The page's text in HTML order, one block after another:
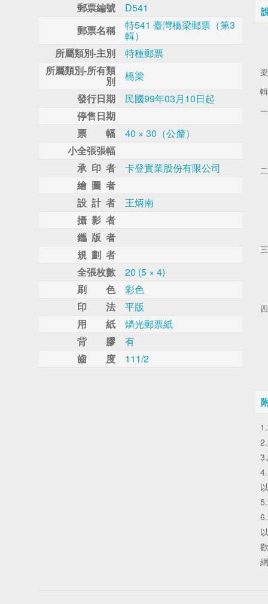
郵票編號
D541
郵票名稱
特541 臺灣橋梁郵票（第3
輯）
所屬類別-主別
特種郵票
所屬類別-所有類
別
橋梁
發行日期
民國99年03月10日起
停售日期
票 幅
40 × 30（公釐）
小全張張幅
承 印 者
卡登實業股份有限公司
繪 圖 者
設 計 者
王炳南
攝 影 者
鑴 版 者
規 劃 者
全張枚數
20 (5 × 4)
刷 色
彩色
印 法
平版
用 紙
燐光郵票紙
背 膠
有
齒 度
111/2